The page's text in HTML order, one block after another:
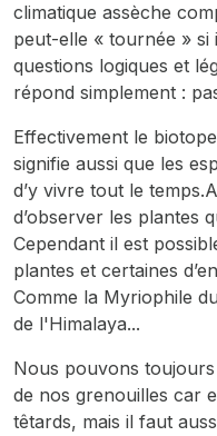
climatique assèche
peut-elle « tournée »
questions logiques et
répond simplement :
Effectivement le
signifie aussi que les
d’y vivre tout le
d’observer les plantes
Cependant il est
plantes et certaines
Comme la Myriophile
de l'Himalaya...
Nous pouvons
de nos grenouilles car
têtards, mais il faut